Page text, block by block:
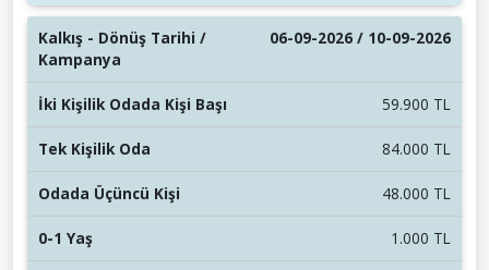
06-09-2026 / 10-09-2026
59.900 TL
84.000 TL
48.000 TL
1.000 TL